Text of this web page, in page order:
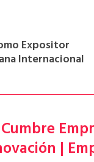
Expositor
Internacional
Cumbre
|